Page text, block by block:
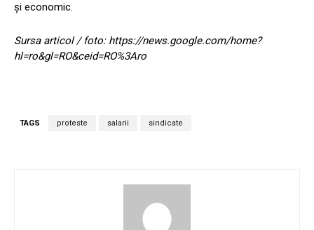
și economic.
Sursa articol / foto: https://news.google.com/home?
hl=ro&gl=RO&ceid=RO%3Aro
TAGS proteste salarii sindicate